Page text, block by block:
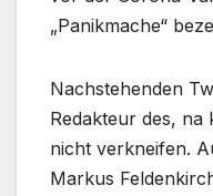
„Panikmache“
Nachstehenden
Redakteur des, na
nicht verkneifen.
Markus